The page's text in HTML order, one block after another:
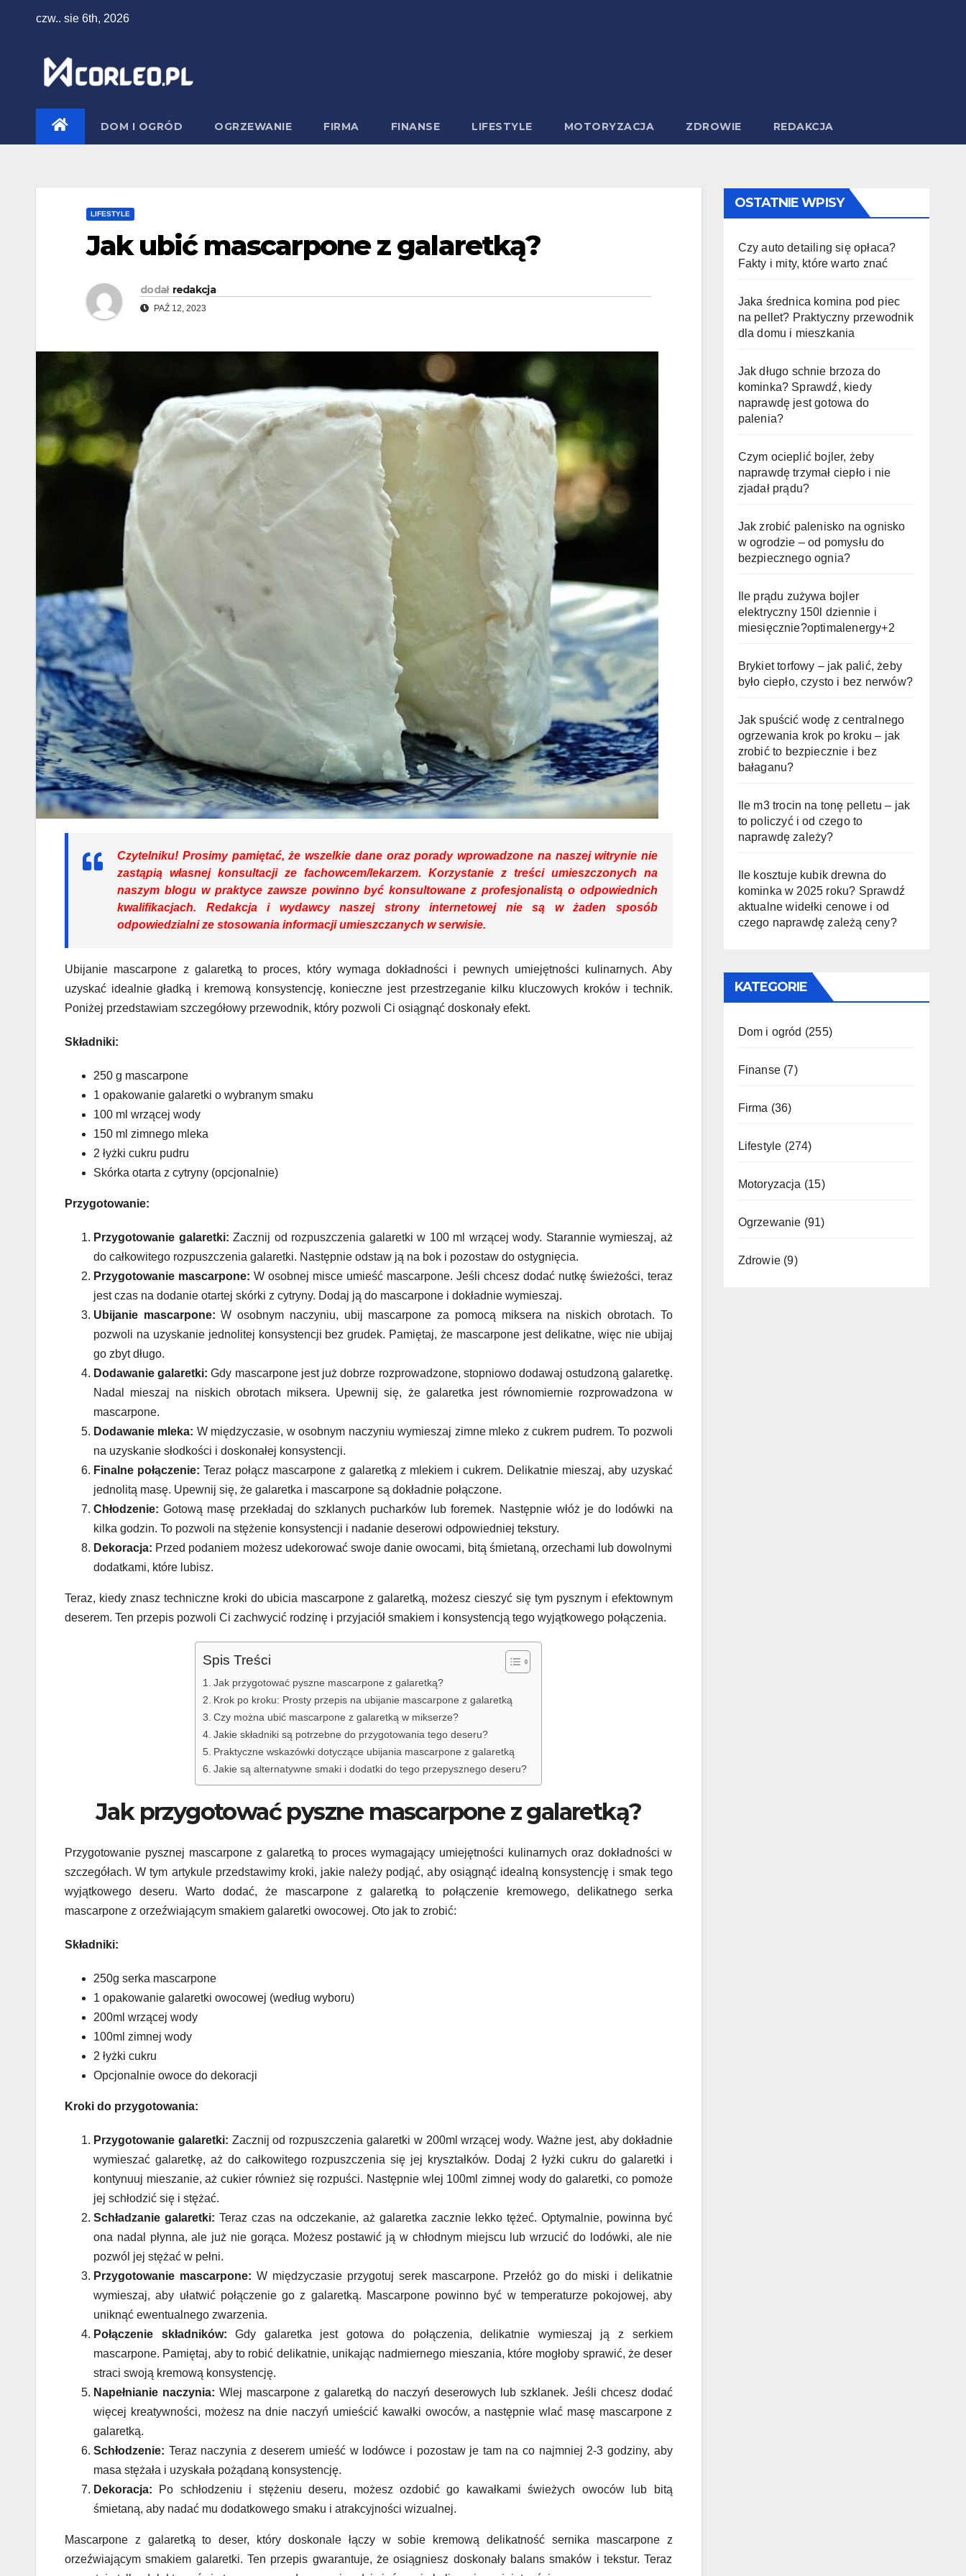
czw.. sie 6th, 2026
DOM I OGRÓD OGRZEWANIE FIRMA FINANSE LIFESTYLE MOTORYZACJA ZDROWIE REDAKCJA
LIFESTYLE
Jak ubić mascarpone z galaretką?
dodał redakcja
PAŹ 12, 2023
Czytelniku! Prosimy pamiętać, że wszelkie dane oraz porady wprowadzone na naszej witrynie nie
zastąpią własnej konsultacji ze fachowcem/lekarzem. Korzystanie z treści umieszczonych na
naszym blogu w praktyce zawsze powinno być konsultowane z profesjonalistą o odpowiednich
kwalifikacjach. Redakcja i wydawcy naszej strony internetowej nie są w żaden sposób
odpowiedzialni ze stosowania informacji umieszczanych w serwisie.
Ubijanie mascarpone z galaretką to proces, który wymaga dokładności i pewnych umiejętności kulinarnych. Aby
uzyskać idealnie gładką i kremową konsystencję, konieczne jest przestrzeganie kilku kluczowych kroków i technik.
Poniżej przedstawiam szczegółowy przewodnik, który pozwoli Ci osiągnąć doskonały efekt.
Składniki:
250 g mascarpone
1 opakowanie galaretki o wybranym smaku
100 ml wrzącej wody
150 ml zimnego mleka
2 łyżki cukru pudru
Skórka otarta z cytryny (opcjonalnie)
Przygotowanie:
Przygotowanie galaretki: Zacznij od rozpuszczenia galaretki w 100 ml wrzącej wody. Starannie wymieszaj, aż
do całkowitego rozpuszczenia galaretki. Następnie odstaw ją na bok i pozostaw do ostygnięcia.
Przygotowanie mascarpone: W osobnej misce umieść mascarpone. Jeśli chcesz dodać nutkę świeżości, teraz
jest czas na dodanie otartej skórki z cytryny. Dodaj ją do mascarpone i dokładnie wymieszaj.
Ubijanie mascarpone: W osobnym naczyniu, ubij mascarpone za pomocą miksera na niskich obrotach. To
pozwoli na uzyskanie jednolitej konsystencji bez grudek. Pamiętaj, że mascarpone jest delikatne, więc nie ubijaj
go zbyt długo.
Dodawanie galaretki: Gdy mascarpone jest już dobrze rozprowadzone, stopniowo dodawaj ostudzoną galaretkę.
Nadal mieszaj na niskich obrotach miksera. Upewnij się, że galaretka jest równomiernie rozprowadzona w
mascarpone.
Dodawanie mleka: W międzyczasie, w osobnym naczyniu wymieszaj zimne mleko z cukrem pudrem. To pozwoli
na uzyskanie słodkości i doskonałej konsystencji.
Finalne połączenie: Teraz połącz mascarpone z galaretką z mlekiem i cukrem. Delikatnie mieszaj, aby uzyskać
jednolitą masę. Upewnij się, że galaretka i mascarpone są dokładnie połączone.
Chłodzenie: Gotową masę przekładaj do szklanych pucharków lub foremek. Następnie włóż je do lodówki na
kilka godzin. To pozwoli na stężenie konsystencji i nadanie deserowi odpowiedniej tekstury.
Dekoracja: Przed podaniem możesz udekorować swoje danie owocami, bitą śmietaną, orzechami lub dowolnymi
dodatkami, które lubisz.
Teraz, kiedy znasz techniczne kroki do ubicia mascarpone z galaretką, możesz cieszyć się tym pysznym i efektownym
deserem. Ten przepis pozwoli Ci zachwycić rodzinę i przyjaciół smakiem i konsystencją tego wyjątkowego połączenia.
Spis Treści
Jak przygotować pyszne mascarpone z galaretką?
Krok po kroku: Prosty przepis na ubijanie mascarpone z galaretką
Czy można ubić mascarpone z galaretką w mikserze?
Jakie składniki są potrzebne do przygotowania tego deseru?
Praktyczne wskazówki dotyczące ubijania mascarpone z galaretką
Jakie są alternatywne smaki i dodatki do tego przepysznego deseru?
Jak przygotować pyszne mascarpone z galaretką?
Przygotowanie pysznej mascarpone z galaretką to proces wymagający umiejętności kulinarnych oraz dokładności w
szczegółach. W tym artykule przedstawimy kroki, jakie należy podjąć, aby osiągnąć idealną konsystencję i smak tego
wyjątkowego deseru. Warto dodać, że mascarpone z galaretką to połączenie kremowego, delikatnego serka
mascarpone z orzeźwiającym smakiem galaretki owocowej. Oto jak to zrobić:
Składniki:
250g serka mascarpone
1 opakowanie galaretki owocowej (według wyboru)
200ml wrzącej wody
100ml zimnej wody
2 łyżki cukru
Opcjonalnie owoce do dekoracji
Kroki do przygotowania:
Przygotowanie galaretki: Zacznij od rozpuszczenia galaretki w 200ml wrzącej wody. Ważne jest, aby dokładnie
wymieszać galaretkę, aż do całkowitego rozpuszczenia się jej kryształków. Dodaj 2 łyżki cukru do galaretki i
kontynuuj mieszanie, aż cukier również się rozpuści. Następnie wlej 100ml zimnej wody do galaretki, co pomoże
jej schłodzić się i stężać.
Schładzanie galaretki: Teraz czas na odczekanie, aż galaretka zacznie lekko tężeć. Optymalnie, powinna być
ona nadal płynna, ale już nie gorąca. Możesz postawić ją w chłodnym miejscu lub wrzucić do lodówki, ale nie
pozwól jej stężać w pełni.
Przygotowanie mascarpone: W międzyczasie przygotuj serek mascarpone. Przełóż go do miski i delikatnie
wymieszaj, aby ułatwić połączenie go z galaretką. Mascarpone powinno być w temperaturze pokojowej, aby
uniknąć ewentualnego zwarzenia.
Połączenie składników: Gdy galaretka jest gotowa do połączenia, delikatnie wymieszaj ją z serkiem
mascarpone. Pamiętaj, aby to robić delikatnie, unikając nadmiernego mieszania, które mogłoby sprawić, że deser
straci swoją kremową konsystencję.
Napełnianie naczynia: Wlej mascarpone z galaretką do naczyń deserowych lub szklanek. Jeśli chcesz dodać
więcej kreatywności, możesz na dnie naczyń umieścić kawałki owoców, a następnie wlać masę mascarpone z
galaretką.
Schłodzenie: Teraz naczynia z deserem umieść w lodówce i pozostaw je tam na co najmniej 2-3 godziny, aby
masa stężała i uzyskała pożądaną konsystencję.
Dekoracja: Po schłodzeniu i stężeniu deseru, możesz ozdobić go kawałkami świeżych owoców lub bitą
śmietaną, aby nadać mu dodatkowego smaku i atrakcyjności wizualnej.
Mascarpone z galaretką to deser, który doskonale łączy w sobie kremową delikatność sernika mascarpone z
orzeźwiającym smakiem galaretki. Ten przepis gwarantuje, że osiągniesz doskonały balans smaków i tekstur. Teraz
OSTATNIE WPISY
Czy auto detailing się opłaca?
Fakty i mity, które warto znać
Jaka średnica komina pod piec
na pellet? Praktyczny przewodnik
dla domu i mieszkania
Jak długo schnie brzoza do
kominka? Sprawdź, kiedy
naprawdę jest gotowa do
palenia?
Czym ocieplić bojler, żeby
naprawdę trzymał ciepło i nie
zjadał prądu?
Jak zrobić palenisko na ognisko
w ogrodzie – od pomysłu do
bezpiecznego ognia?
Ile prądu zużywa bojler
elektryczny 150l dziennie i
miesięcznie?optimalenergy+2
Brykiet torfowy – jak palić, żeby
było ciepło, czysto i bez nerwów?
Jak spuścić wodę z centralnego
ogrzewania krok po kroku – jak
zrobić to bezpiecznie i bez
bałaganu?
Ile m3 trocin na tonę pelletu – jak
to policzyć i od czego to
naprawdę zależy?
Ile kosztuje kubik drewna do
kominka w 2025 roku? Sprawdź
aktualne widełki cenowe i od
czego naprawdę zależą ceny?
KATEGORIE
Dom i ogród (255)
Finanse(7)
Firma (36)
Lifestyle (274)
Motoryzacja (15)
Ogrzewanie (91)
Zdrowie(9)